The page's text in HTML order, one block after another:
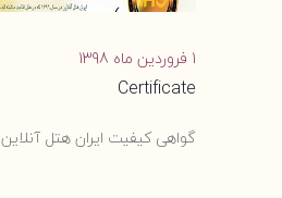
Certificate
گواهی کیفیت ایران هتل آنلاین
1 فروردین ماه 1398